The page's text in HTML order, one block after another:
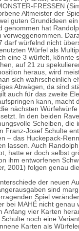
FRESSEN
Altmeister der
guten Grundideen
genommen hat
vorweggenommen.
darf würfelnd nicht
Würfel als
eine 3 würfelt, könnte
auf 21 zu
heraus, wird
sich wahrscheinlich
Abwägen, da sind
auch für das zweite
kann, macht
nächsten
In den beiden
Scheiben, die
Franz-Josef Schulte
– das Huckepack-
lassen. Auch
hatte er doch selbst
ihm entworfenen
2001) folgen genau
der neuen
sind
Spiel
bei MAHÉ nicht genau
Anfang vier Karten
Schulte noch eine
Karten als